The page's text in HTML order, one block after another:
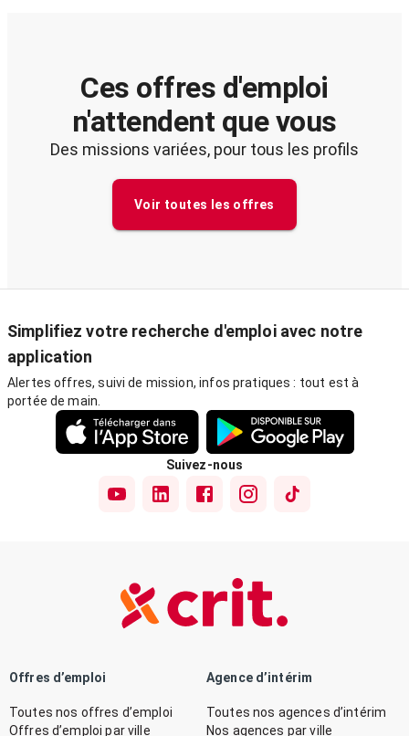
Ces offres d'emploi
n'attendent que vous
Des missions variées, pour tous les profils
Voir toutes les offres
Simplifiez votre recherche d'emploi avec notre
application
Alertes offres, suivi de mission, infos pratiques : tout est à
portée de main.
Suivez-nous
Offres d’emploi
Toutes nos offres d’emploi
Offres d’emploi par ville
Agence d’intérim
Toutes nos agences d’intérim
Nos agences par ville